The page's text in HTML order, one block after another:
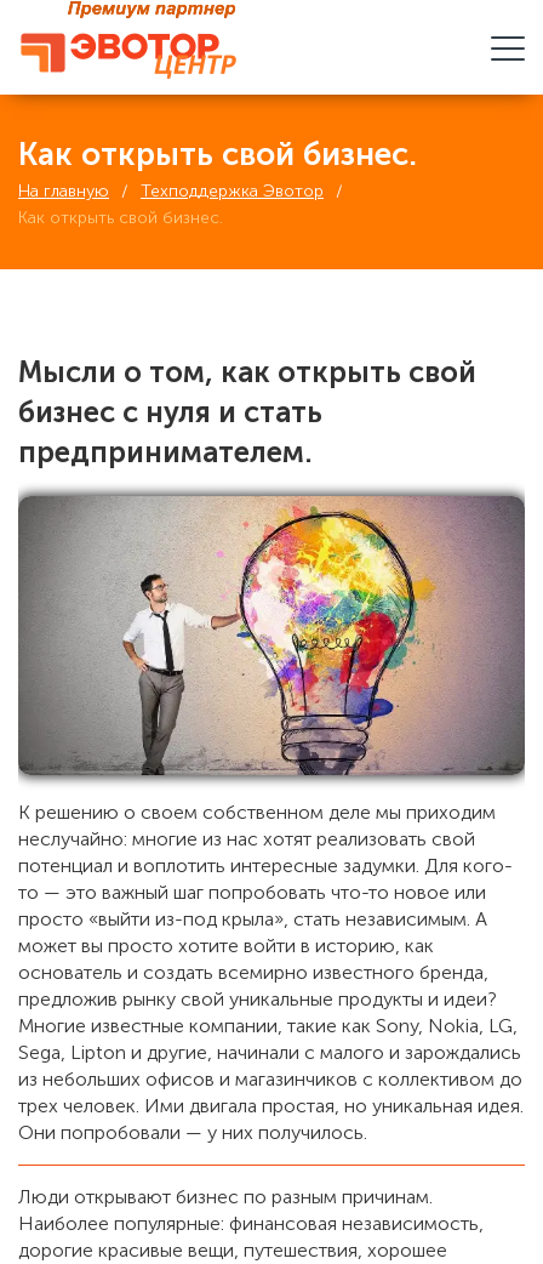
Как открыть свой бизнес.
На главную
Техподдержка Эвотор
Как открыть свой бизнес.
Мысли о том, как открыть свой
бизнес с нуля и стать
предпринимателем.
К решению о своем собственном деле мы приходим
неслучайно: многие из нас хотят реализовать свой
потенциал и воплотить интересные задумки. Для кого-
то — это важный шаг попробовать что-то новое или
просто «выйти из-под крыла», стать независимым. А
может вы просто хотите войти в историю, как
основатель и создать всемирно известного бренда,
предложив рынку свой уникальные продукты и идеи?
Многие известные компании, такие как Sony, Nokia, LG,
Sega, Lipton и другие, начинали с малого и зарождались
из небольших офисов и магазинчиков с коллективом до
трех человек. Ими двигала простая, но уникальная идея.
Они попробовали — у них получилось.
Люди открывают бизнес по разным причинам.
Наиболее популярные: финансовая независимость,
дорогие красивые вещи, путешествия, хорошее